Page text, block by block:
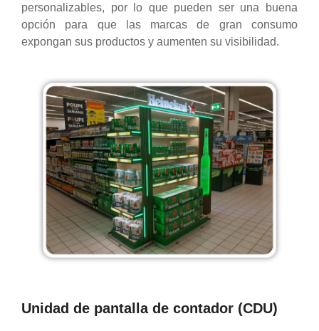
personalizables, por lo que pueden ser una buena
opción para que las marcas de gran consumo
expongan sus productos y aumenten su visibilidad.
Unidad de pantalla de contador (CDU)